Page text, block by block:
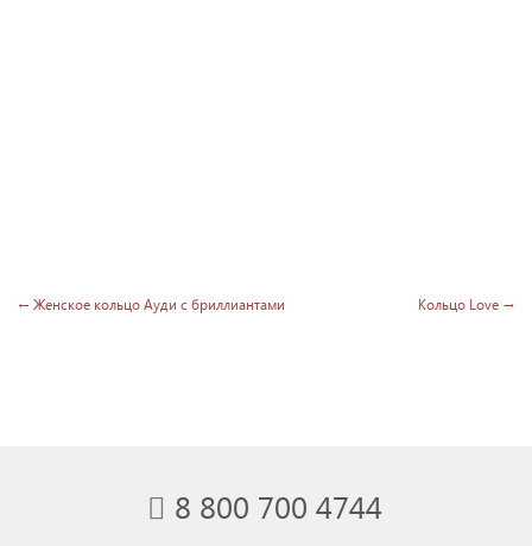
← Женское кольцо Ауди с бриллиантами Кольцо Love →
8 800 700 4744